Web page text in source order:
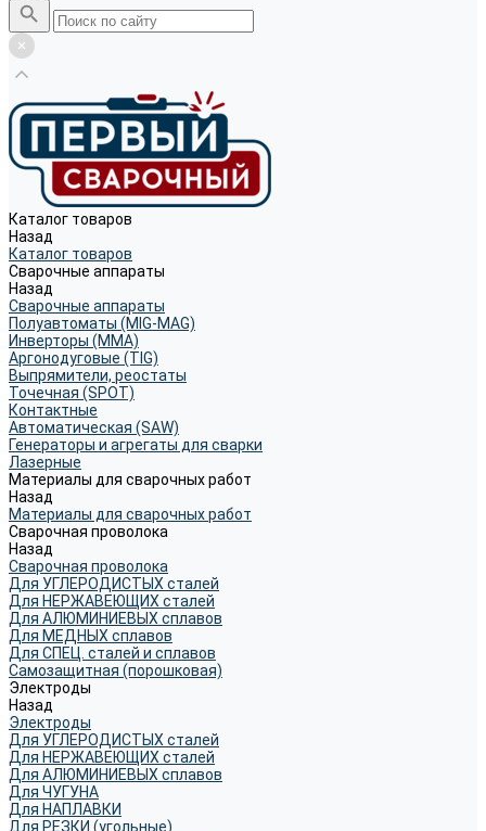
Каталог товаров
Назад
Каталог товаров
Сварочные аппараты
Назад
Сварочные аппараты
Полуавтоматы (MIG-MAG)
Инверторы (MMA)
Аргонодуговые (TIG)
Выпрямители, реостаты
Точечная (SPOT)
Контактные
Автоматическая (SAW)
Генераторы и агрегаты для сварки
Лазерные
Материалы для сварочных работ
Назад
Материалы для сварочных работ
Сварочная проволока
Назад
Сварочная проволока
Для УГЛЕРОДИСТЫХ сталей
Для НЕРЖАВЕЮЩИХ сталей
Для АЛЮМИНИЕВЫХ сплавов
Для МЕДНЫХ сплавов
Для СПЕЦ. сталей и сплавов
Самозащитная (порошковая)
Электроды
Назад
Электроды
Для УГЛЕРОДИСТЫХ сталей
Для НЕРЖАВЕЮЩИХ сталей
Для АЛЮМИНИЕВЫХ сплавов
Для ЧУГУНА
Для НАПЛАВКИ
Для РЕЗКИ (угольные)